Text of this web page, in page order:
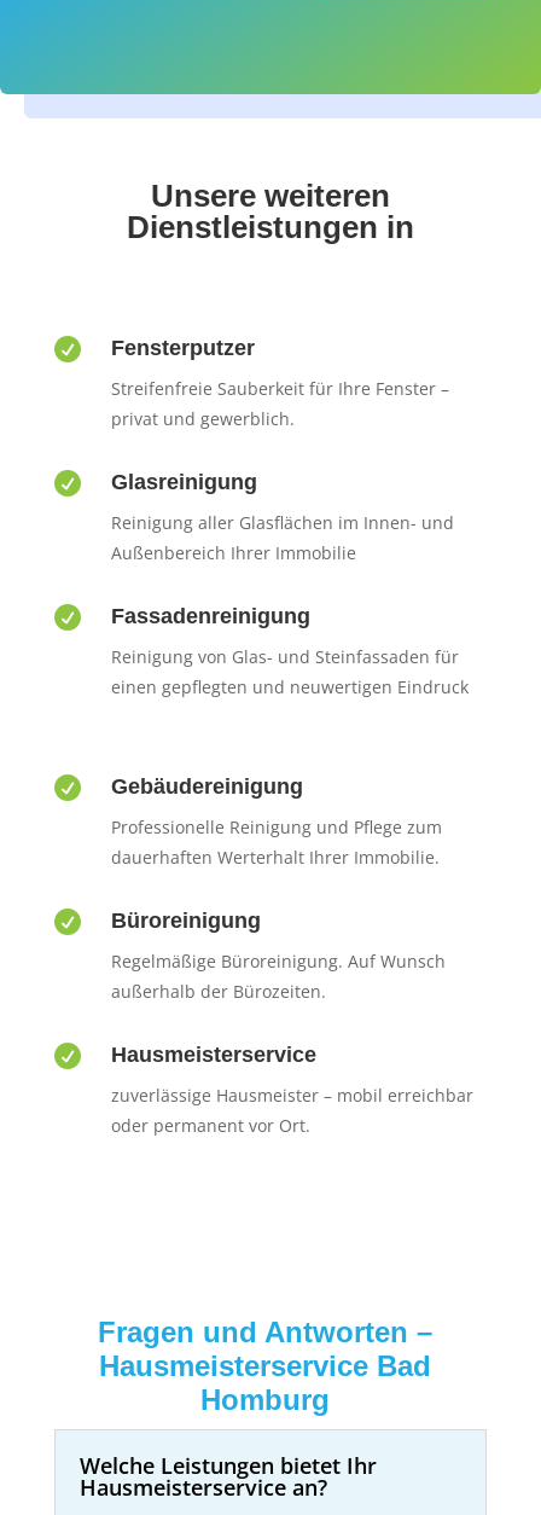
Unsere weiteren
Dienstleistungen in
 Fensterputzer
Streifenfreie Sauberkeit für Ihre Fenster –
privat und gewerblich.
 Glasreinigung
Reinigung aller Glasflächen im Innen- und
Außenbereich Ihrer Immobilie
 Fassadenreinigung
Reinigung von Glas- und Steinfassaden für
einen gepflegten und neuwertigen Eindruck
 Gebäudereinigung
Professionelle Reinigung und Pflege zum
dauerhaften Werterhalt Ihrer Immobilie.
 Büroreinigung
Regelmäßige Büroreinigung. Auf Wunsch
außerhalb der Bürozeiten.
 Hausmeisterservice
zuverlässige Hausmeister – mobil erreichbar
oder permanent vor Ort.
Fragen und Antworten –
Hausmeisterservice Bad
Homburg
Welche Leistungen bietet Ihr
Hausmeisterservice an?